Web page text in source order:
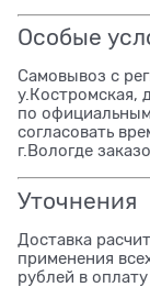
Особые
Самовывоз с
у.Костромская,
по
согласовать
г.Вологде
Уточнения
Доставка
применения
рублей в оплату